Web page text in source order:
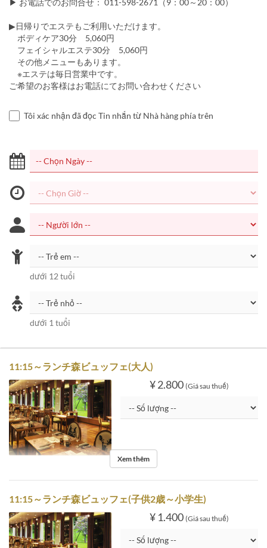
▶ お電話でのお問合せ： 011-598-2671（9：00～20：00）
▶日帰りでエステもご利用いただけます。
ボディケア30分 5,060円
フェイシャルエステ30分 5,060円
その他メニューもあります。
※エステは毎日営業中です。
ご希望のお客様はお電話にてお問い合わせください
Tôi xác nhận đã đọc Tin nhắn từ Nhà hàng phía trên
dưới 12 tuổi
dưới 1 tuổi
11:15～ランチ森ビュッフェ(大人)
¥ 2.800 (Giá sau thuế)
Xem thêm
11:15～ランチ森ビュッフェ(子供2歳～小学生)
¥ 1.400 (Giá sau thuế)